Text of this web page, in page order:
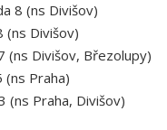
8 (ns Divišov)
(ns Divišov)
(ns Divišov, Březolupy)
(ns Praha)
(ns Praha, Divišov)